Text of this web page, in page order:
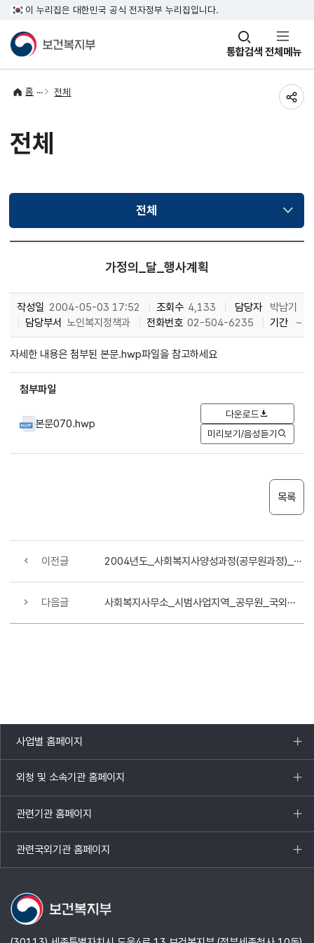
이 누리집은 대한민국 공식 전자정부 누리집입니다.
통합검색
창
열기 전체메뉴
홈 전체
전체
전체선택됨
가정의_달_행사계획
작성일 2004-05-03 17:52 조회수 4,133 담당자
박남기
담당부서 노인복지정책과 전화번호 02-504-6235 기간 ~
자세한 내용은 첨부된 본문.hwp파일을 참고하세요
첨부파일
본문070.hwp
다운로드
미리보기/음성듣기
목록
이전글 2004년도_사회복지사양성과정(공무원과정)_교육훈련기관_선정_통보_및_2004년도_교육계획_제출
다음글 사회복지사무소_시범사업지역_공무원_국외연수_계획(안)
사업별 홈페이지
목록
열기
외청 및 소속기관 홈페이지
목록
열기
관련기관 홈페이지
목록
열기
관련국외기관 홈페이지
목록
열기